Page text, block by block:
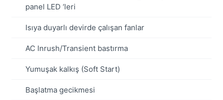
panel LED ‘leri
Isıya duyarlı devirde çalışan fanlar
AC Inrush/Transient bastırma
Yumuşak kalkış (Soft Start)
Başlatma gecikmesi